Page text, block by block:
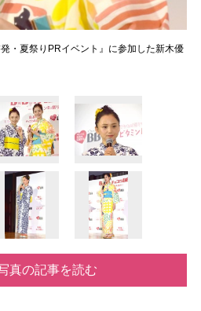
・夏祭りPRイベント』に参加した新木優
真の記事を読む